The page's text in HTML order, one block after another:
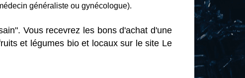
généraliste ou gynécologue).
Vous recevrez les bons d'achat d'une
et légumes bio et locaux sur le site Le